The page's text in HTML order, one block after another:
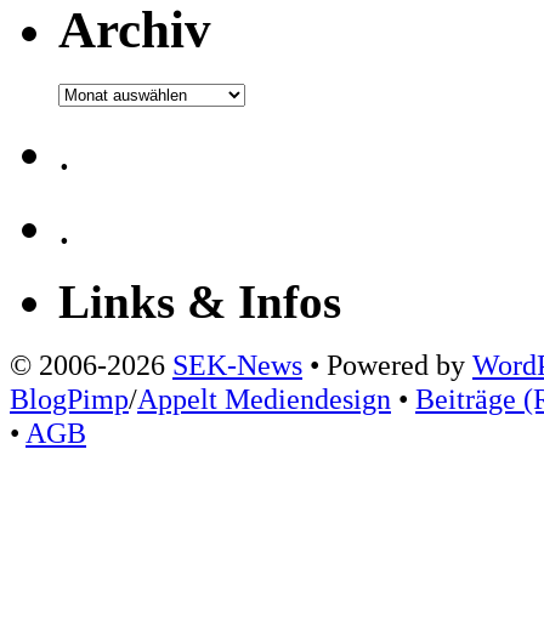
Archiv
Archiv
.
.
Links & Infos
© 2006-2026 SEK-News • Powered by
BlogPimp/Appelt Mediendesign • Beiträge
• AGB